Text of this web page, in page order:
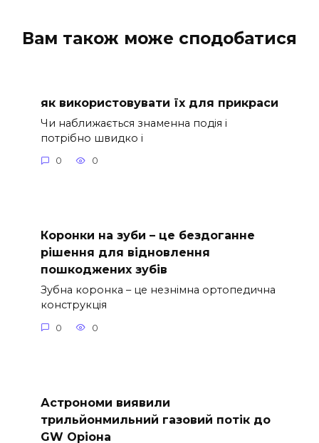
Вам також може сподобатися
як використовувати їх для прикраси
Чи наближається знаменна подія і
потрібно швидко і
0 0
Коронки на зуби – це бездоганне
рішення для відновлення
пошкоджених зубів
Зубна коронка – це незнімна ортопедична
конструкція
0 0
Астрономи виявили
трильйонмильний газовий потік до
GW Оріона